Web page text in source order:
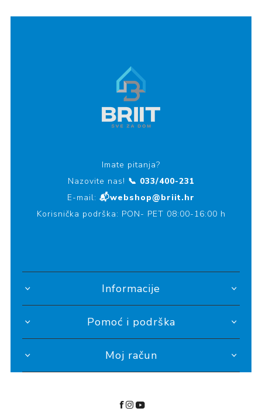
Imate pitanja?
Nazovite nas! 📞 033/400-231
E-mail: 📬webshop@briit.hr
Korisnička podrška: PON- PET 08:00-16:00 h
Informacije
Pomoć i podrška
Moj račun